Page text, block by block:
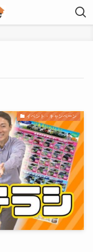
イベント・キャンペーン